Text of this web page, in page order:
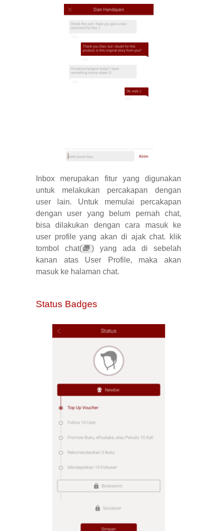
Inbox merupakan fitur yang digunakan
untuk melakukan percakapan dengan
user lain. Untuk memulai percakapan
dengan user yang belum pernah chat,
bisa dilakukan dengan cara masuk ke
user profile yang akan di ajak chat. klik
tombol chat(
) yang ada di sebelah
kanan atas User Profile, maka akan
masuk ke halaman chat.
Status Badges